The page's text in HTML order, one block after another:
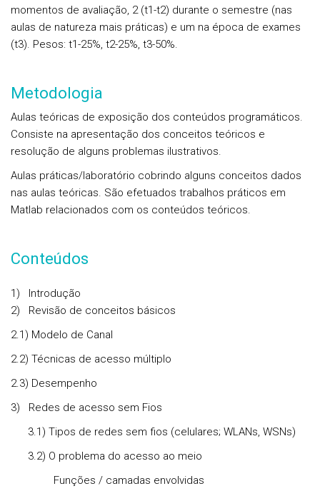
momentos de avaliação, 2 (t1-t2) durante o semestre (nas
aulas de natureza mais práticas) e um na época de exames
(t3). Pesos: t1-25%, t2-25%, t3-50%.
Metodologia
Aulas teóricas de exposição dos conteúdos programáticos.
Consiste na apresentação dos conceitos teóricos e
resolução de alguns problemas ilustrativos.
Aulas práticas/laboratório cobrindo alguns conceitos dados
nas aulas teóricas. São efetuados trabalhos práticos em
Matlab relacionados com os conteúdos teóricos.
Conteúdos
1)
Introdução
2) Revisão de conceitos básicos
2.1) Modelo de Canal
2.2) Técnicas de acesso múltiplo
2.3) Desempenho
3) Redes de acesso sem Fios
3.1) Tipos de redes sem fios (celulares; WLANs, WSNs)
3.2) O problema do acesso ao meio
Funções / camadas envolvidas